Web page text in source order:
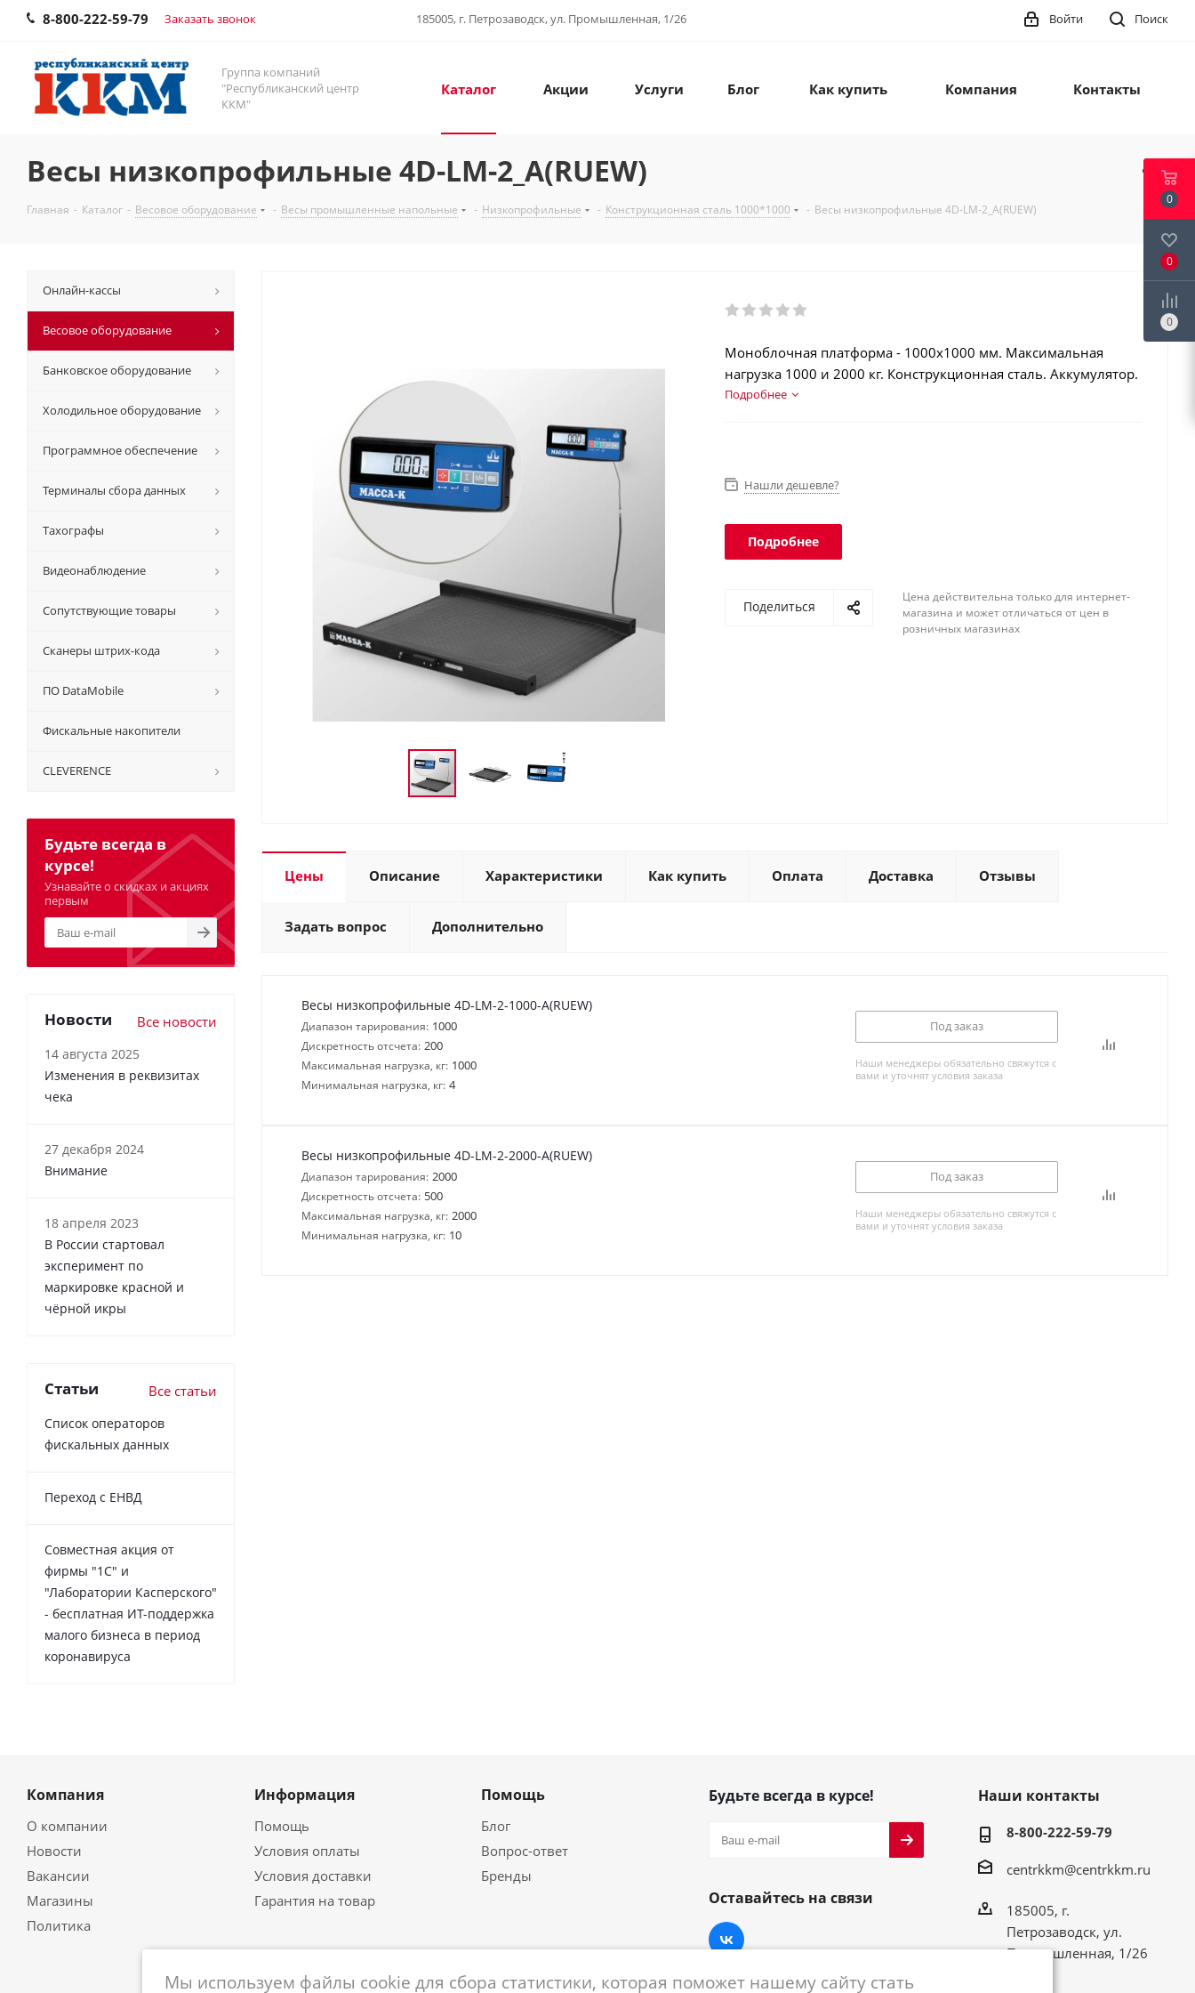
8-800-222-59-79 Заказать звонок 185005, г. Петрозаводск, ул. Промышленная, 1/26 Поиск
Войти
Группа компаний
"Республиканский центр
ККМ"
Каталог Акции Услуги Блог Как купить Компания Контакты
Весы низкопрофильные 4D-LM-2_A(RUEW)
Главная - Каталог - Весовое оборудование - Весы промышленные напольные - Низкопрофильные - Конструкционная сталь 1000*1000 - Весы низкопрофильные 4D-LM-2_A(RUEW)
Моноблочная платформа - 1000х1000 мм. Максимальная
нагрузка 1000 и 2000 кг. Конструкционная сталь. Аккумулятор.
Дозаторный режим. Взвешивание животных. Интерфейсы: RS-
Подробнее
Нашли дешевле?
Подробнее
Поделиться
Цена действительна только для интернет-
магазина и может отличаться от цен в
розничных магазинах
Цены Описание Характеристики Как купить Оплата Доставка Отзывы
Задать вопрос Дополнительно
Весы низкопрофильные 4D-LM-2-1000-A(RUEW)
Диапазон тарирования: 1000
Дискретность отсчета: 200
Максимальная нагрузка, кг: 1000
Минимальная нагрузка, кг: 4
Под заказ
Наши менеджеры обязательно свяжутся с
вами и уточнят условия заказа
Весы низкопрофильные 4D-LM-2-2000-A(RUEW)
Диапазон тарирования: 2000
Дискретность отсчета: 500
Максимальная нагрузка, кг: 2000
Минимальная нагрузка, кг: 10
Под заказ
Наши менеджеры обязательно свяжутся с
вами и уточнят условия заказа
Онлайн-кассы
Весовое оборудование
Банковское оборудование
Холодильное оборудование
Программное обеспечение
Терминалы сбора данных
Тахографы
Видеонаблюдение
Сопутствующие товары
Сканеры штрих-кода
ПО DataMobile
Фискальные накопители
CLEVERENCE
Будьте всегда в
курсе!
Узнавайте о скидках и акциях
первым
Новости Все новости
14 августа 2025
Изменения в реквизитах
чека
27 декабря 2024
Внимание
18 апреля 2023
В России cтартовал
эксперимент по
маркировке красной и
чёрной икры
Статьи Все статьи
Список операторов
фискальных данных
Переход с ЕНВД
Совместная акция от
фирмы "1С" и
"Лаборатории Касперского"
- бесплатная ИТ-поддержка
малого бизнеса в период
коронавируса
Компания
О компании
Новости
Вакансии
Магазины
Политика
Информация
Помощь
Условия оплаты
Условия доставки
Гарантия на товар
Помощь
Блог
Вопрос-ответ
Бренды
Будьте всегда в курсе!
Оставайтесь на связи
Наши контакты
8-800-222-59-79
centrkkm@centrkkm.ru
185005, г.
Петрозаводск, ул.
Промышленная, 1/26
Мы используем файлы cookie для сбора статистики, которая поможет нашему сайту стать
0
0
0